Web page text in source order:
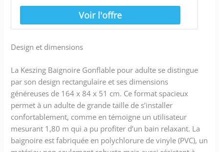
Design et dimensions
La Keszing Baignoire Gonflable pour adulte se distingue
par son design rectangulaire et ses dimensions
généreuses de 164 x 84 x 51 cm. Ce format spacieux
permet à un adulte de grande taille de s’installer
confortablement, comme en témoigne un utilisateur
mesurant 1,80 m qui a pu profiter d’un bain relaxant. La
baignoire est fabriquée en polychlorure de vinyle (PVC), un